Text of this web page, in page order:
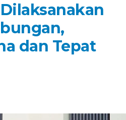
dan Tepat